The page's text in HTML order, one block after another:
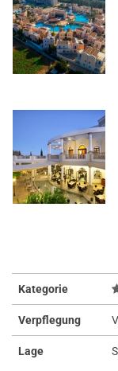
Kategorie
Verpflegung
Lage